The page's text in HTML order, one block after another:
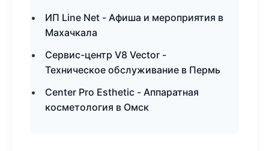
ИП Line Net - Афиша и мероприятия в
Махачкала
Сервис-центр V8 Vector -
Техническое обслуживание в Пермь
Center Pro Esthetic - Аппаратная
косметология в Омск